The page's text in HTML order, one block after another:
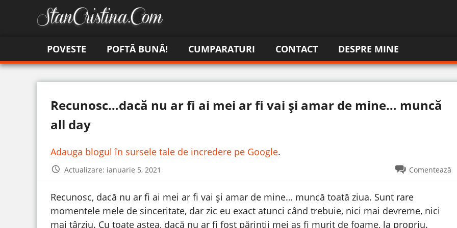
POVESTE POFTĂ BUNĂ! CUMPARATURI CONTACT DESPRE MINE
Recunosc…dacă nu ar fi ai mei ar fi vai și amar de mine… muncă
all day
Adauga blogul în sursele tale de incredere pe Google.
Actualizare: ianuarie 5, 2021 Comentează
Recunosc, dacă nu ar fi ai mei ar fi vai și amar de mine… muncă toată ziua. Sunt rare
momentele mele de sinceritate, dar zic eu exact atunci când trebuie, nici mai devreme, nici
mai târziu. Cu toate astea, dacă nu ar fi fost părinții mei aș fi murit de foame, la propriu.